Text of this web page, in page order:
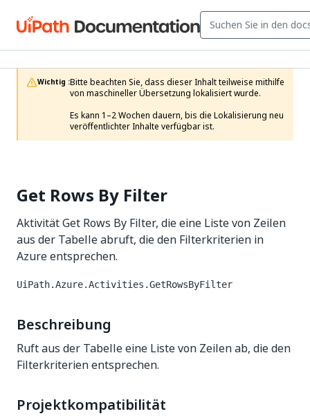
Wichtig :Bitte beachten Sie, dass dieser Inhalt teilweise mithilfe
von maschineller Übersetzung lokalisiert wurde.
Es kann 1–2 Wochen dauern, bis die Lokalisierung neu
veröffentlichter Inhalte verfügbar ist.
Get Rows By Filter
Aktivität Get Rows By Filter, die eine Liste von Zeilen
aus der Tabelle abruft, die den Filterkriterien in
Azure entsprechen.
UiPath.Azure.Activities.GetRowsByFilter
Beschreibung
Ruft aus der Tabelle eine Liste von Zeilen ab, die den
Filterkriterien entsprechen.
Projektkompatibilität